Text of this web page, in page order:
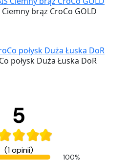
brąz CroCo GOLD
połysk Duża Łuska DoR
5
(1 opinii)
100%